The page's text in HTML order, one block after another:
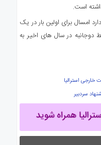
است.
امسال برای اولین بار در یک
دوجانبه در سال های اخیر به
خارجی استرالیا
سردبیر